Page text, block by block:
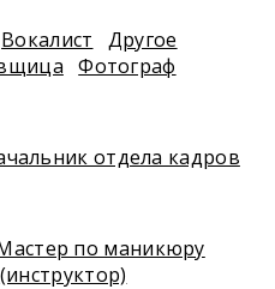
Вокалист
Другое
Фотограф
отдела кадров
по маникюру